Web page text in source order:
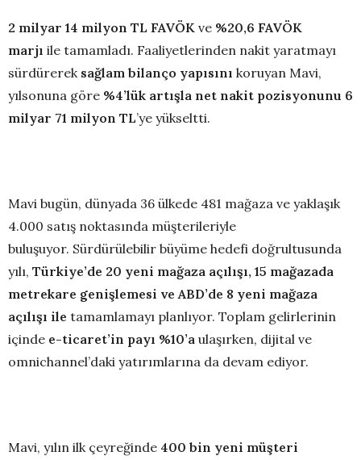
2 milyar 14 milyon TL FAVÖK ve %20,6 FAVÖK
marjı ile tamamladı. Faaliyetlerinden nakit yaratmayı
sürdürerek sağlam bilanço yapısını koruyan Mavi,
yılsonuna göre %4’lük artışla net nakit pozisyonunu 6
milyar 71 milyon TL’ye yükseltti.
Mavi bugün, dünyada 36 ülkede 481 mağaza ve yaklaşık
4.000 satış noktasında müşterileriyle
buluşuyor. Sürdürülebilir büyüme hedefi doğrultusunda
yılı, Türkiye’de 20 yeni mağaza açılışı, 15 mağazada
metrekare genişlemesi ve ABD’de 8 yeni mağaza
açılışı ile tamamlamayı planlıyor. Toplam gelirlerinin
içinde e-ticaret’in payı %10’a ulaşırken, dijital ve
omnichannel’daki yatırımlarına da devam ediyor.
Mavi, yılın ilk çeyreğinde 400 bin yeni müşteri